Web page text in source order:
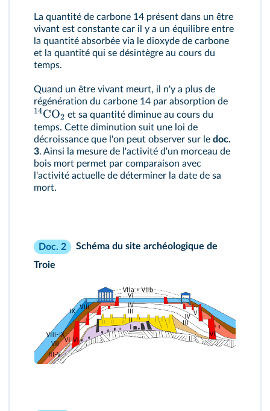
La quantité de carbone 14 présent dans un être
vivant est constante car il y a un équilibre entre
la quantité absorbée via le dioxyde de carbone
et la quantité qui se désintègre au cours du
temps.
Quand un être vivant meurt, il n'y a plus de
régénération du carbone 14 par absorption de
14CO2 et sa quantité diminue au cours du
temps. Cette diminution suit une loi de
décroissance que l'on peut observer sur le doc.
3. Ainsi la mesure de l'activité d'un morceau de
bois mort permet par comparaison avec
l'activité actuelle de déterminer la date de sa
mort.
Doc. 2
Schéma du site archéologique de
Troie